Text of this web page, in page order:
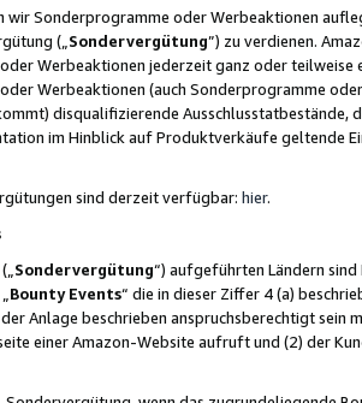
wir Sonderprogramme oder Werbeaktionen
(„ Sondervergütung”) zu verdienen.
Werbeaktionen jederzeit ganz oder
Werbeaktionen (auch Sonderprogramme
disqualifizierende Ausschlusstatbestände,
im Hinblick auf Produktverkäufe geltende
sind derzeit verfügbar: hier.
(„ Sondervergütung“) aufgeführten Ländern
Bounty Events“ die in dieser Ziffer 4 (a)
Anlage beschrieben anspruchsberechtigt sein
einer Amazon-Website aufruft und (2) der